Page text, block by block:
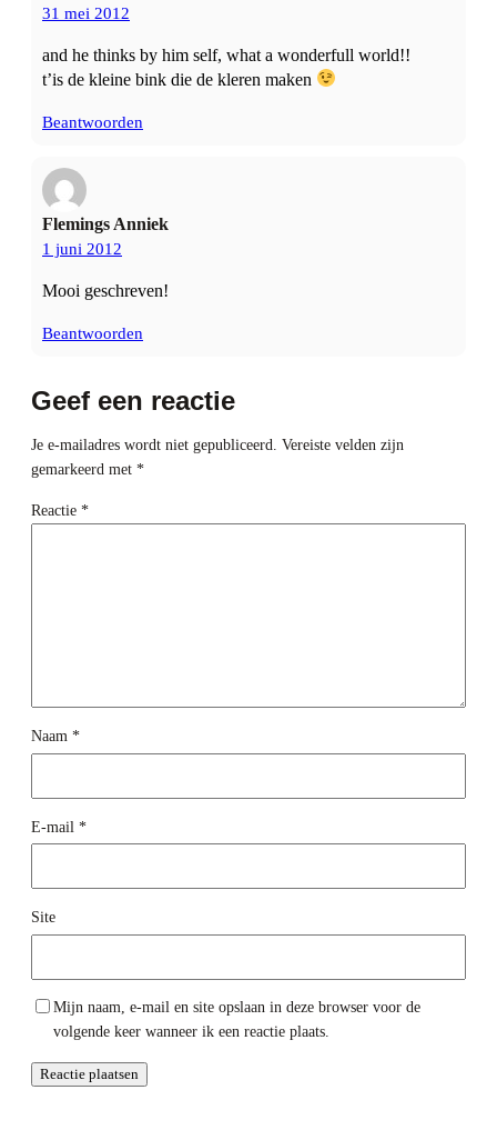
31 mei 2012
and he thinks by him self, what a wonderfull world!!
t’is de kleine bink die de kleren maken
Beantwoorden
Flemings Anniek
1 juni 2012
Mooi geschreven!
Beantwoorden
Geef een reactie
Je e-mailadres wordt niet gepubliceerd. Vereiste velden zijn
gemarkeerd met *
Reactie *
Naam *
E-mail *
Site
Mijn naam, e-mail en site opslaan in deze browser voor de
volgende keer wanneer ik een reactie plaats.